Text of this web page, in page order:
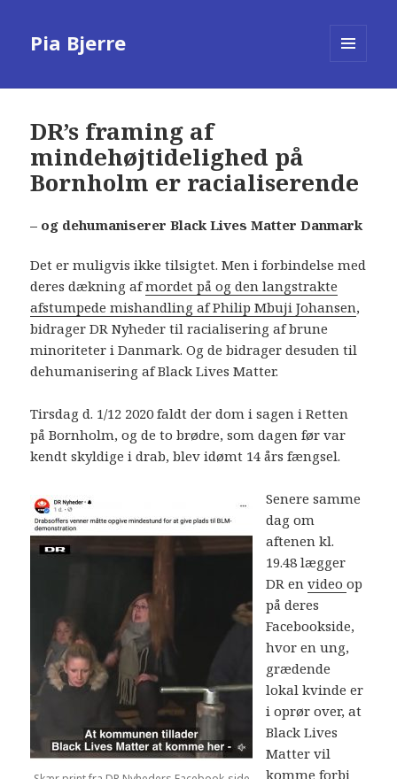
Pia Bjerre
DR’s framing af
mindehøjtidelighed på
Bornholm er racialiserende
– og dehumaniserer Black Lives Matter Danmark
Det er muligvis ikke tilsigtet. Men i forbindelse med
deres dækning afmordet på og den langstrakte
afstumpede mishandling af Philip Mbuji Johansen,
bidrager DR Nyheder til racialisering af brune
minoriteter i Danmark. Og de bidrager desuden til
dehumanisering af Black Lives Matter.
Tirsdag d. 1/12 2020 faldt der dom i sagen i Retten
på Bornholm, og de to brødre, som dagen før var
kendt skyldige i drab, blev idømt 14 års fængsel.
Senere samme
dag om
aftenen kl.
19.48 lægger
DR envideoop
på deres
Facebookside,
hvor en ung,
grædende
lokal kvinde er
i oprør over, at
Black Lives
Matter vil
komme forbi